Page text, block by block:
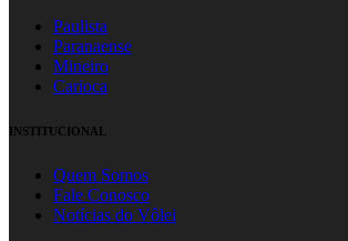
Paulista
Paranaense
Mineiro
Carioca
INSTITUCIONAL
Quem Somos
Fale Conosco
Notícias do Vôlei